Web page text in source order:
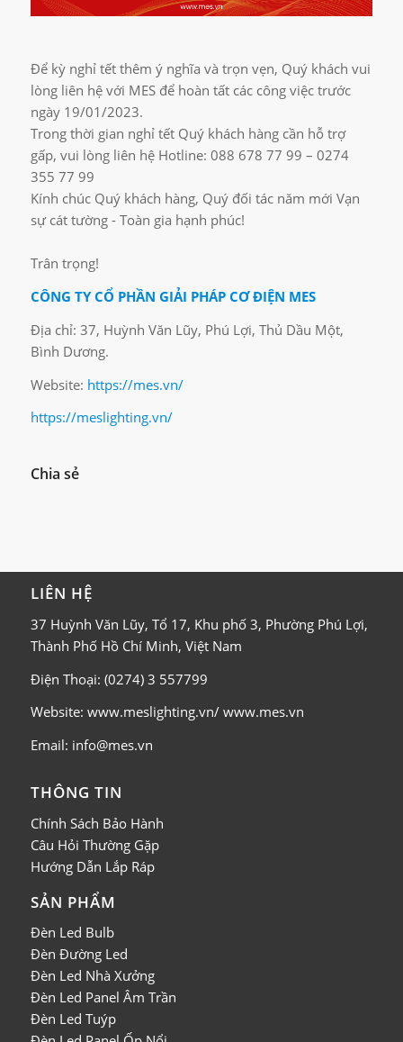
Để kỳ nghỉ tết thêm ý nghĩa và trọn vẹn, Quý khách vui
lòng liên hệ với MES để hoàn tất các công việc trước
ngày 19/01/2023.
Trong thời gian nghỉ tết Quý khách hàng cần hỗ trợ
gấp, vui lòng liên hệ Hotline: 088 678 77 99 – 0274
355 77 99
Kính chúc Quý khách hàng, Quý đối tác năm mới Vạn
sự cát tường - Toàn gia hạnh phúc!
Trân trọng!
CÔNG TY CỔ PHẦN GIẢI PHÁP CƠ ĐIỆN MES
Địa chỉ: 37, Huỳnh Văn Lũy, Phú Lợi, Thủ Dầu Một,
Bình Dương.
Website: https://mes.vn/
https://meslighting.vn/
Chia sẻ
LIÊN HỆ
37 Huỳnh Văn Lũy, Tổ 17, Khu phố 3, Phường Phú Lợi,
Thành Phố Hồ Chí Minh, Việt Nam
Điện Thoại: (0274) 3 557799
Website: www.meslighting.vn/ www.mes.vn
Email: info@mes.vn
THÔNG TIN
Chính Sách Bảo Hành
Câu Hỏi Thường Gặp
Hướng Dẫn Lắp Ráp
SẢN PHẨM
Đèn Led Bulb
Đèn Đường Led
Đèn Led Nhà Xưởng
Đèn Led Panel Âm Trần
Đèn Led Tuýp